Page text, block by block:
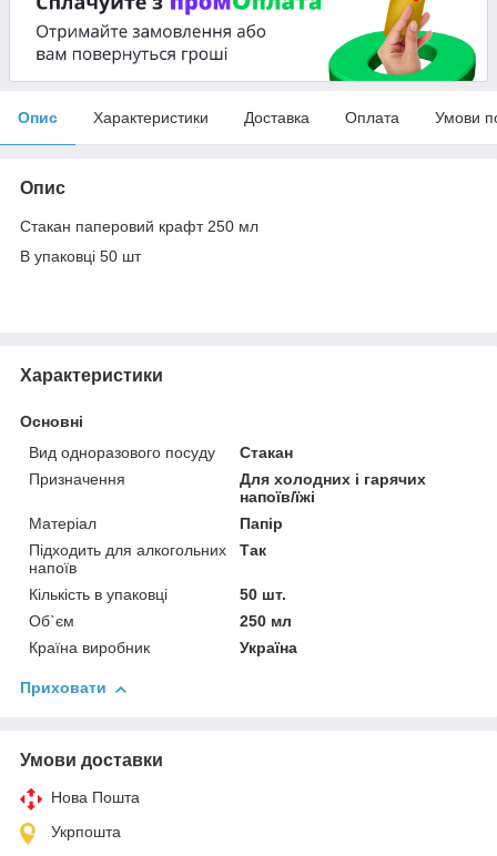
Опис Характеристики Доставка Оплата Умови
Опис
Стакан паперовий крафт 250 мл
В упаковці 50 шт
Характеристики
Основні
Вид одноразового посуду
Стакан
Призначення
Для холодних і гарячих
напоїв/їжі
Матеріал
Папір
Підходить для алкогольних
напоїв
Так
Кількість в упаковці
50 шт.
Об`єм
250 мл
Країна виробник
Україна
Приховати
Умови доставки
Нова Пошта
Укрпошта